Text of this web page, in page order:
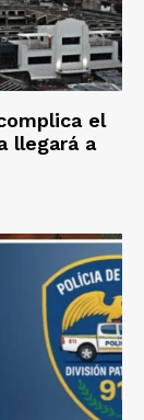
el
llegará a